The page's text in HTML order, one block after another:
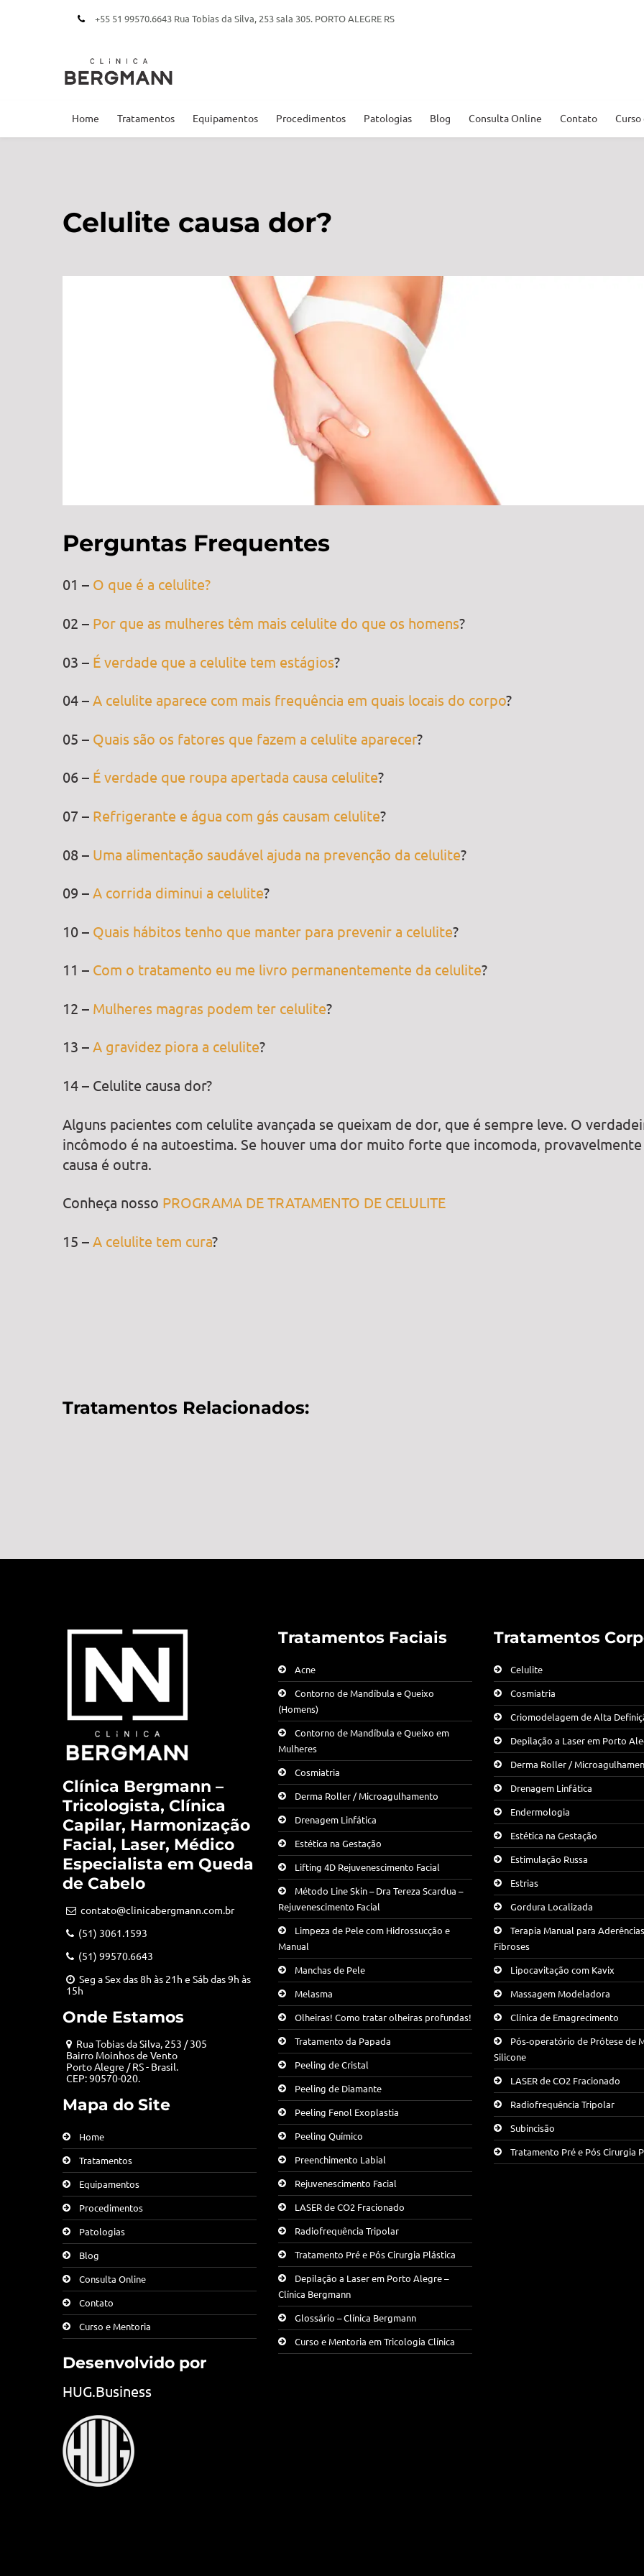
+55 51 99570.6643 Rua Tobias da Silva, 253 sala 305. PORTO ALEGRE RS
Home Tratamentos Equipamentos Procedimentos Patologias Blog Consulta Online Contato
Celulite causa dor?
Perguntas Frequentes
01 – O que é a celulite?
02 – Por que as mulheres têm mais celulite do que os homens?
03 – É verdade que a celulite tem estágios?
04 – A celulite aparece com mais frequência em quais locais do corpo?
05 – Quais são os fatores que fazem a celulite aparecer?
06 – É verdade que roupa apertada causa celulite?
07 – Refrigerante e água com gás causam celulite?
08 – Uma alimentação saudável ajuda na prevenção da celulite?
09 – A corrida diminui a celulite?
10 – Quais hábitos tenho que manter para prevenir a celulite?
11 – Com o tratamento eu me livro permanentemente da celulite?
12 – Mulheres magras podem ter celulite?
13 – A gravidez piora a celulite?
14 – Celulite causa dor?
Alguns pacientes com celulite avançada se queixam de dor, que é sempre leve. O
incômodo é na autoestima. Se houver uma dor muito forte que incomoda, provavelmente
causa é outra.
Conheça nosso PROGRAMA DE TRATAMENTO DE CELULITE
15 – A celulite tem cura?
Tratamentos Relacionados:
Clínica Bergmann –
Tricologista, Clínica
Capilar, Harmonização
Facial, Laser, Médico
Especialista em Queda
de Cabelo
contato@clinicabergmann.com.br
(51) 3061.1593
(51) 99570.6643
Seg a Sex das 8h às 21h e Sáb das 9h às
15h
Onde Estamos
Rua Tobias da Silva, 253 / 305
Bairro Moinhos de Vento
Porto Alegre / RS - Brasil.
CEP: 90570-020.
Mapa do Site
Home
Tratamentos
Equipamentos
Procedimentos
Patologias
Blog
Consulta Online
Contato
Curso e Mentoria
Desenvolvido por
HUG.Business
Tratamentos Faciais
Acne
Contorno de Mandíbula e Queixo
(Homens)
Contorno de Mandíbula e Queixo em
Mulheres
Cosmiatria
Derma Roller / Microagulhamento
Drenagem Linfática
Estética na Gestação
Lifting 4D Rejuvenescimento Facial
Método Line Skin – Dra Tereza Scardua –
Rejuvenescimento Facial
Limpeza de Pele com Hidrossucção e
Manual
Manchas de Pele
Melasma
Olheiras! Como tratar olheiras profundas!
Tratamento da Papada
Peeling de Cristal
Peeling de Diamante
Peeling Fenol Exoplastia
Peeling Químico
Preenchimento Labial
Rejuvenescimento Facial
LASER de CO2 Fracionado
Radiofrequência Tripolar
Tratamento Pré e Pós Cirurgia Plástica
Depilação a Laser em Porto Alegre –
Clínica Bergmann
Glossário – Clínica Bergmann
Curso e Mentoria em Tricologia Clínica
Tratamentos
Celulite
Cosmiatria
Criomodelagem de Alta
Depilação a Laser em Porto
Derma Roller /
Drenagem Linfática
Endermologia
Estética na Gestação
Estimulação Russa
Estrias
Gordura Localizada
Terapia Manual para
Fibroses
Lipocavitação com Kavix
Massagem Modeladora
Clínica de Emagrecimento
Pós-operatório de Prótese de
Silicone
LASER de CO2 Fracionado
Radiofrequência Tripolar
Subincisão
Tratamento Pré e Pós Cirurgia